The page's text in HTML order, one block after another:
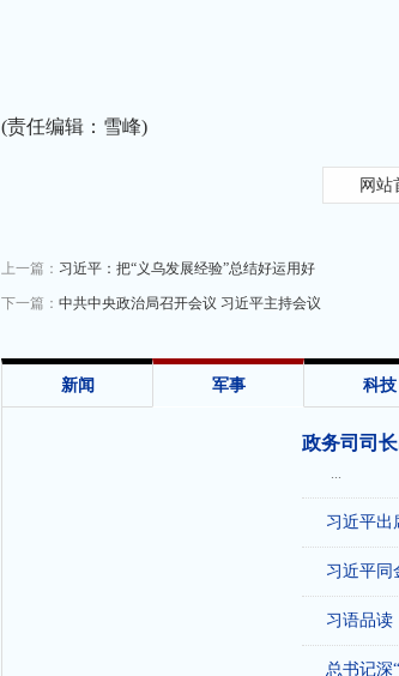
(责任编辑：雪峰)
网站
上一篇： 习近平：把“义乌发展经验”总结好运用好
下一篇： 中共中央政治局召开会议 习近平主持会议
新闻 军事 科技
政务司司
...
习近平出
习近平同
习语品读
总书记深